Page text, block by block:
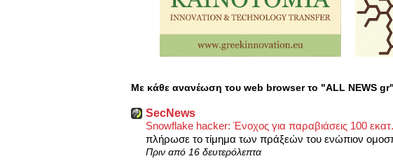
Με κάθε ανανέωση του web browser το "ALL NEWS
SecNews
Snowflake hacker: Ένοχος για παραβιάσεις 100
πλήρωσε το τίμημα των πράξεών του ενώπιον
Πριν από 16 δευτερόλεπτα